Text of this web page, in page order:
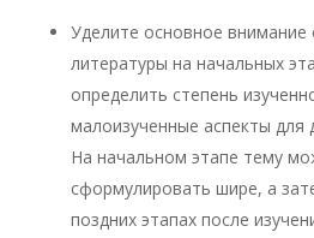
Уделите основное внимание
литературы на начальных
определить степень
малоизученные аспекты
На начальном этапе тему
сформулировать шире, а
поздних этапах после